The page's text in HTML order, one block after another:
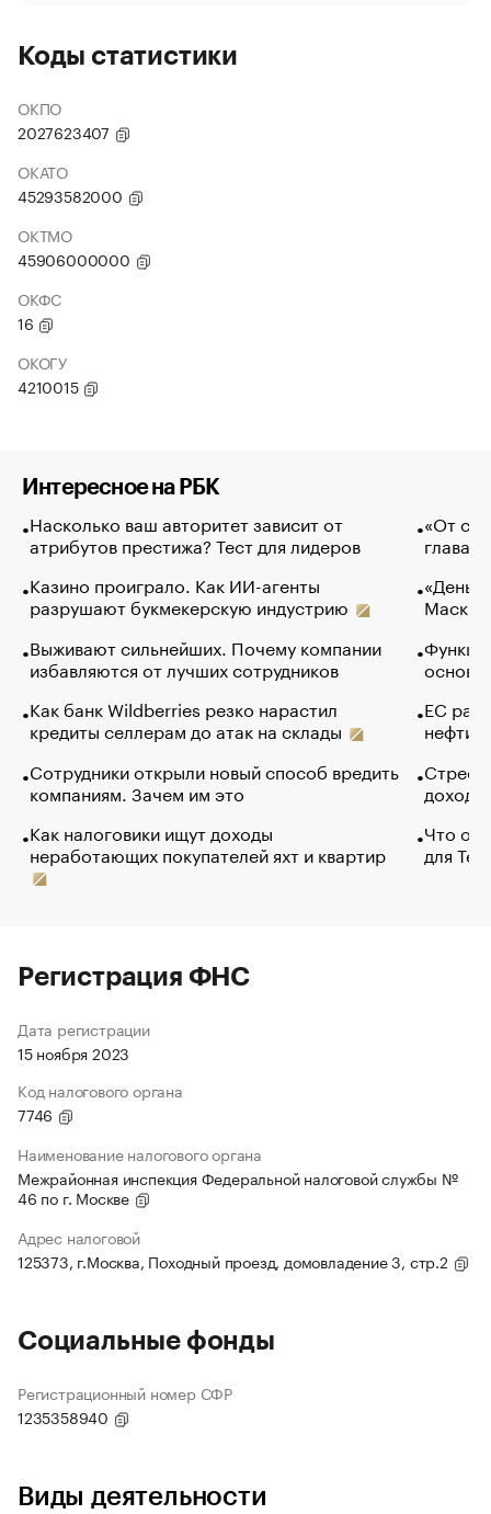
Коды статистики
ОКПО
2027623407
ОКАТО
45293582000
ОКТМО
45906000000
ОКФС
16
ОКОГУ
4210015
Интересное на РБК
Насколько ваш авторитет зависит от
атрибутов престижа? Тест для лидеров
Казино проиграло. Как ИИ-агенты
разрушают букмекерскую индустрию
Выживают сильнейших. Почему компании
избавляются от лучших сотрудников
Как банк Wildberries резко нарастил
кредиты селлерам до атак на склады
Сотрудники открыли новый способ вредить
компаниям. Зачем им это
Как налоговики ищут доходы
неработающих покупателей яхт и квартир
«От
глава
Маск в
основ
ЕС
нефти
Что
для
Регистрация ФНС
Дата регистрации
15 ноября 2023
Код налогового органа
7746
Наименование налогового органа
Межрайонная инспекция Федеральной налоговой службы №
46 по г. Москве
Адрес налоговой
125373, г.Москва, Походный проезд, домовладение 3, стр.2
Социальные фонды
Регистрационный номер СФР
1235358940
Виды деятельности